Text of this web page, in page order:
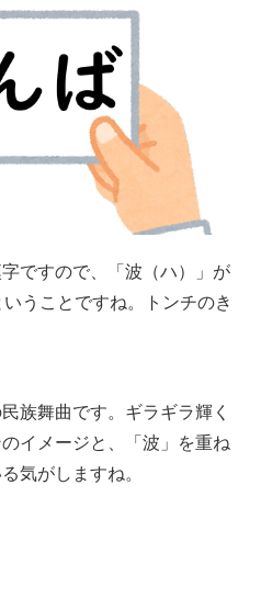
ですので、「波（ハ）」が
うことですね。トンチのき
族舞曲です。ギラギラ輝く
イメージと、「波」を重ね
気がしますね。